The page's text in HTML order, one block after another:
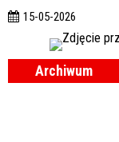
15-05-2026
Archiwum